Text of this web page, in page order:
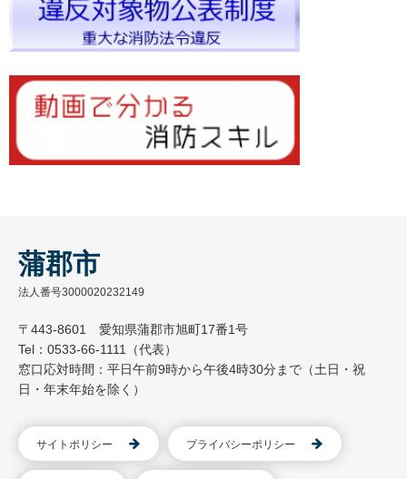
蒲郡市
法人番号3000020232149
〒443-8601 愛知県蒲郡市旭町17番1号
Tel：0533-66-1111（代表）
窓口応対時間：平日午前9時から午後4時30分まで（土日・祝
日・年末年始を除く）
サイトポリシー プライバシーポリシー